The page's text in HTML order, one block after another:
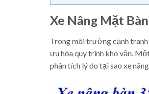
Xe Nâng Mặt
Trong môi trường cạnh tranh
ưu hóa quy trình kho vận.
phân tích lý do tại sao xe